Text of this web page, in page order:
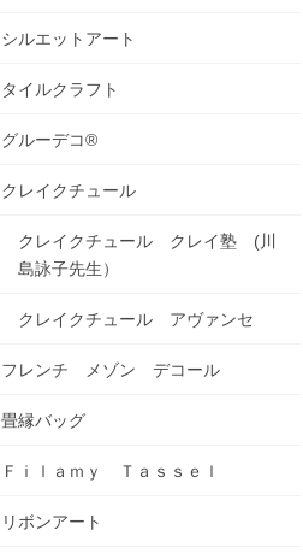
シルエットアート
タイルクラフト
グルーデコ®
クレイクチュール
クレイクチュール クレイ塾 (川
島詠子先生）
クレイクチュール アヴァンセ
フレンチ メゾン デコール
畳縁バッグ
Ｆｉｌａｍｙ Ｔａｓｓｅｌ
リボンアート